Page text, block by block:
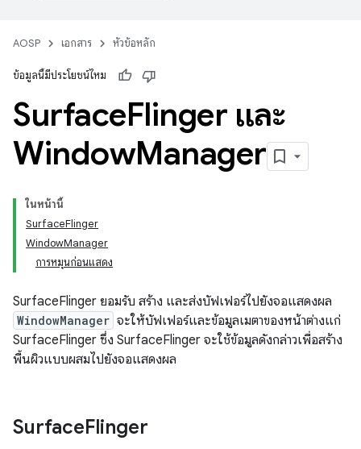
AOSP เอกสาร หัวข้อหลัก
ข้อมูลนี้มีประโยชน์ไหม
SurfaceFlinger และ
WindowManager
ในหน้านี้
SurfaceFlinger
WindowManager
การหมุนก่อนแสดง
SurfaceFlinger ยอมรับ สร้าง และส่งบัฟเฟอร์ไปยังจอแสดงผล
WindowManager จะให้บัฟเฟอร์และข้อมูลเมตาของหน้าต่างแก่
SurfaceFlinger ซึ่ง SurfaceFlinger จะใช้ข้อมูลดังกล่าวเพื่อสร้าง
พื้นผิวแบบผสมไปยังจอแสดงผล
SurfaceFlinger